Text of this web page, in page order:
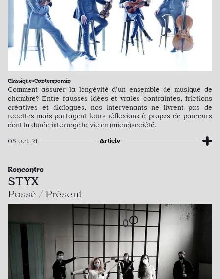
Classique•Contemporain
Comment assurer la longévité d’un ensemble de musique de
chambre? Entre fausses idées et vraies contraintes, frictions
créatives et dialogues, nos intervenants ne livrent pas de
recettes mais partagent leurs réflexions à propos de parcours
dont la durée interroge la vie en (micro)société.
08 oct. 21 Article
Rencontre
STYX
Passé / Présent